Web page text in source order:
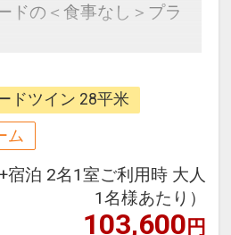
ドの＜食事なし＞プラ
ミックパッケージだか
在はもちろん周遊旅行
1泊だけの宿泊や延
ども自由自在です。
ジ会員の方にはフライ
貯まります。
ドツイン 28平米
ム
+宿泊 2名1室ご利用時 大人
1名様あたり）
103,600円